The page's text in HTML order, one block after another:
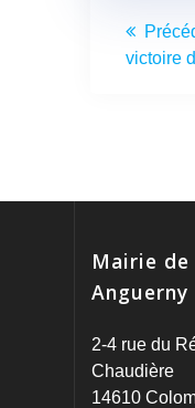
de
victoire
Mairie de
Anguerny
2-4 rue du
Chaudière
14610